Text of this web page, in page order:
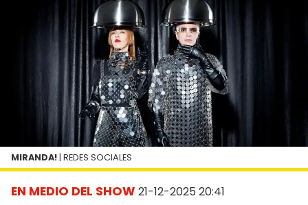
EN MEDIO DEL SHOW 21-12-2025 20:41
MIRANDA! | REDES SOCIALES